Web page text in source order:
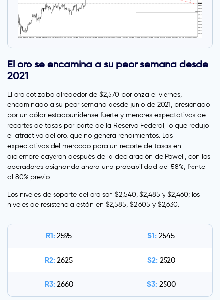
El oro se encamina a su peor semana desde
2021
El oro cotizaba alrededor de $2,570 por onza el viernes,
encaminado a su peor semana desde junio de 2021, presionado
por un dólar estadounidense fuerte y menores expectativas de
recortes de tasas por parte de la Reserva Federal, lo que redujo
el atractivo del oro, que no genera rendimientos. Las
expectativas del mercado para un recorte de tasas en
diciembre cayeron después de la declaración de Powell, con los
operadores asignando ahora una probabilidad del 58%, frente
al 80% previo.
Los niveles de soporte del oro son $2,540, $2,485 y $2,460; los
niveles de resistencia están en $2,585, $2,605 y $2,630.
R1: 2595 S1: 2545
R2: 2625 S2: 2520
R3: 2660 S3: 2500